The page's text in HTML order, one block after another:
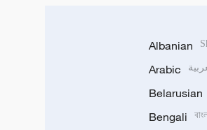
Albanian
Arabic
Belarusian
Bengali